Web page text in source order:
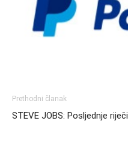
Prethodni članak
STEVE JOBS: Posljednje riječi